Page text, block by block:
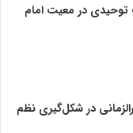
در معیت امام
در شکل‌گیری نظم